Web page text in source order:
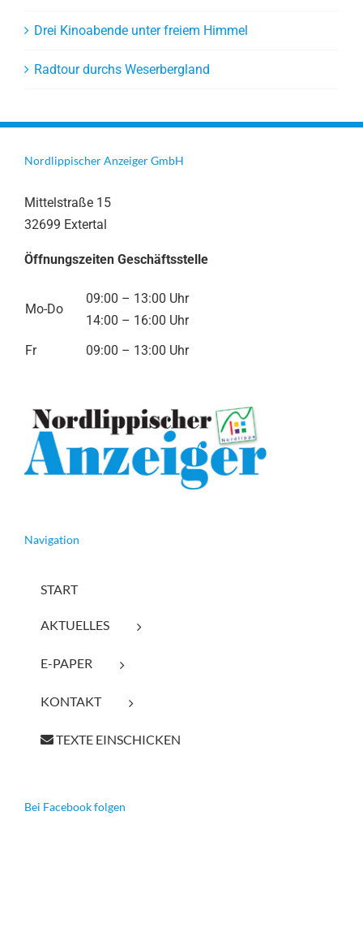
Drei Kinoabende unter freiem Himmel
Radtour durchs Weserbergland
Nordlippischer Anzeiger GmbH
Mittelstraße 15
32699 Extertal
Öffnungszeiten Geschäftsstelle
Mo-Do
09:00 – 13:00 Uhr
14:00 – 16:00 Uhr
Fr
09:00 – 13:00 Uhr
Navigation
START
AKTUELLES
E-PAPER
KONTAKT
TEXTE EINSCHICKEN
Bei Facebook folgen